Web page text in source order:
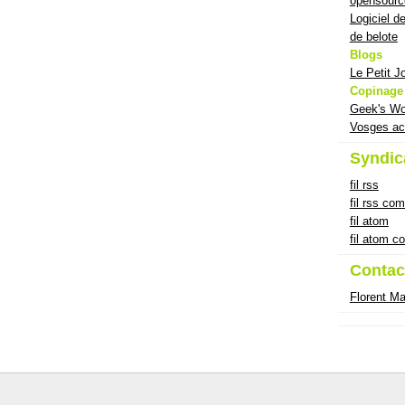
Logiciel
de belote
Blogs
Le Petit
Copinage
Geek's
Vosges
fil rss
fil rss
fil atom
fil atom
Florent